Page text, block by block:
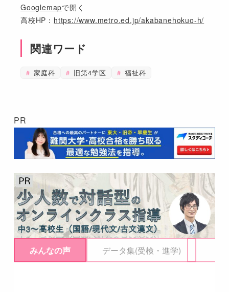
Googlemapで開く
高校HP： https://www.metro.ed.jp/akabanehokuo-h/
関連ワード
家庭科 旧第4学区 福祉科
PR
みんなの声 データ集(受検・進学)